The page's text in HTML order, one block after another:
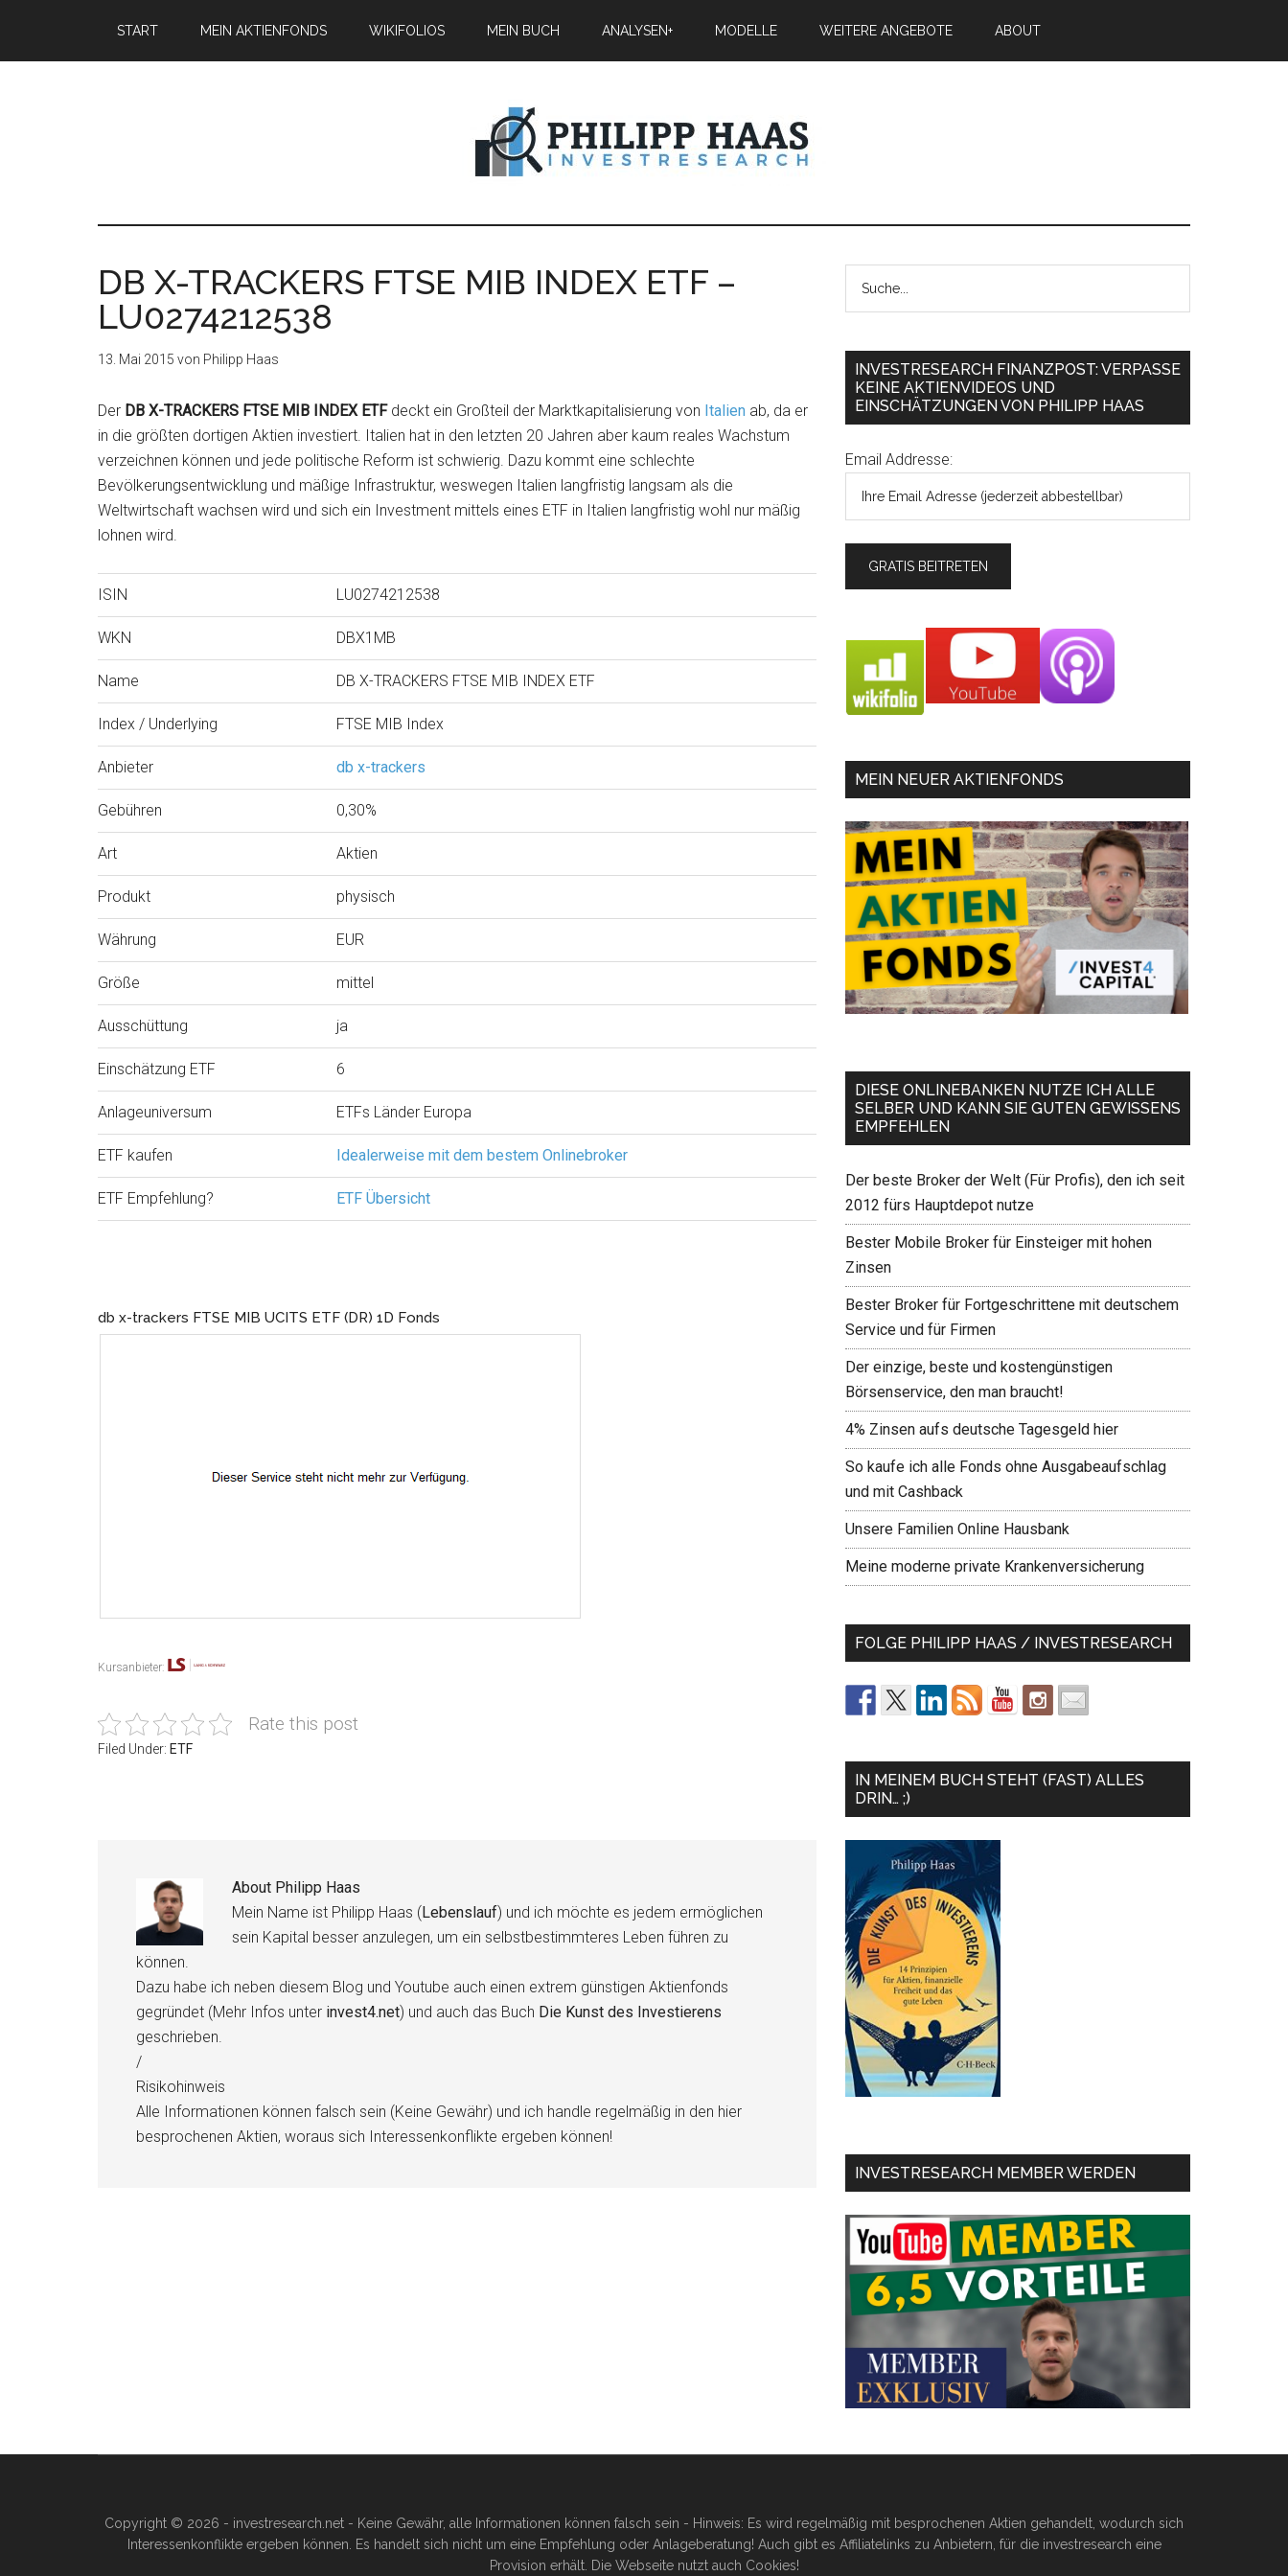
START MEIN AKTIENFONDS WIKIFOLIOS MEIN BUCH ANALYSEN+ MODELLE WEITERE ANGEBOTE ABOUT
DB X-TRACKERS FTSE MIB INDEX ETF –
LU0274212538
13. Mai 2015 von Philipp Haas
Der DB X-TRACKERS FTSE MIB INDEX ETFdeckt ein Großteil der Marktkapitalisierung von Italien ab, da er
in die größten dortigen Aktien investiert. Italien hat in den letzten 20 Jahren aber kaum reales Wachstum
verzeichnen können und jede politische Reform ist schwierig. Dazu kommt eine schlechte
Bevölkerungsentwicklung und mäßige Infrastruktur, weswegen Italien langfristig langsam als die
Weltwirtschaft wachsen wird und sich ein Investment mittels eines ETF in Italien langfristig wohl nur mäßig
lohnen wird.
ISIN LU0274212538
WKN DBX1MB
Name DB X-TRACKERS FTSE MIB INDEX ETF
Index / Underlying FTSE MIB Index
Anbieter db x-trackers
Gebühren 0,30%
Art Aktien
Produkt physisch
Währung EUR
Größe mittel
Ausschüttung ja
Einschätzung ETF 6
Anlageuniversum ETFs Länder Europa
ETF kaufen Idealerweise mit dem bestem Onlinebroker
ETF Empfehlung? ETF Übersicht
db x-trackers FTSE MIB UCITS ETF (DR) 1D Fonds
Kursanbieter:
Rate this post
Filed Under: ETF
About Philipp Haas
Mein Name ist Philipp Haas (Lebenslauf) und ich möchte es jedem ermöglichen
sein Kapital besser anzulegen, um ein selbstbestimmteres Leben führen zu
können.
Dazu habe ich neben diesem Blog und Youtube auch einen extrem günstigen Aktienfonds
gegründet (Mehr Infos unter invest4.net) und auch das Buch Die Kunst des Investierens
geschrieben.
/
Risikohinweis
Alle Informationen können falsch sein (Keine Gewähr) und ich handle regelmäßig in den hier
besprochenen Aktien, woraus sich Interessenkonflikte ergeben können!
INVESTRESEARCH FINANZPOST: VERPASSE
KEINE AKTIENVIDEOS UND
EINSCHÄTZUNGEN VON PHILIPP HAAS
Email Addresse:
MEIN NEUER AKTIENFONDS
DIESE ONLINEBANKEN NUTZE ICH ALLE
SELBER UND KANN SIE GUTEN GEWISSENS
EMPFEHLEN
Der beste Broker der Welt (Für Profis), den ich seit
2012 fürs Hauptdepot nutze
Bester Mobile Broker für Einsteiger mit hohen
Zinsen
Bester Broker für Fortgeschrittene mit deutschem
Service und für Firmen
Der einzige, beste und kostengünstigen
Börsenservice, den man braucht!
4% Zinsen aufs deutsche Tagesgeld hier
So kaufe ich alle Fonds ohne Ausgabeaufschlag
und mit Cashback
Unsere Familien Online Hausbank
Meine moderne private Krankenversicherung
FOLGE PHILIPP HAAS / INVESTRESEARCH
IN MEINEM BUCH STEHT (FAST) ALLES
DRIN… ;)
INVESTRESEARCH MEMBER WERDEN
Copyright © 2026 - investresearch.net - Keine Gewähr, alle Informationen können falsch sein - Hinweis: Es wird regelmäßig mit besprochenen Aktien gehandelt, wodurch sich
Interessenkonflikte ergeben können. Es handelt sich nicht um eine Empfehlung oder Anlageberatung! Auch gibt es Affiliatelinks zu Anbietern, für die investresearch eine
Provision erhält. Die Webseite nutzt auch Cookies!